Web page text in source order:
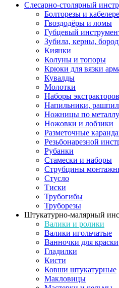
Слесарно-столярный
Болторезы и
Гвоздодёры и ломы
Губцевый
Зубила, керны,
Киянки
Колуны и топоры
Крюки для вязки
Кувалды
Молотки
Наборы экстракторов
Напильники,
Ножницы по металлу
Ножовки и лобзики
Разметочные
Резьбонарезной
Рубанки
Стамески и наборы
Струбцины
Стусло
Тиски
Трубогибы
Труборезы
Штукатурно-малярный
Валики и ролики
Валики игольчатые
Ванночки для краски
Гладилки
Кисти
Ковши штукатурные
Макловицы